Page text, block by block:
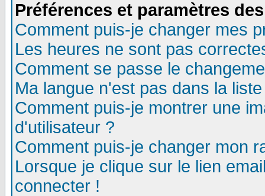
Préférences et paramètres
Comment puis-je changer mes
Les heures ne sont pas
Comment se passe le
Ma langue n'est pas dans la
Comment puis-je montrer une
d'utilisateur ?
Comment puis-je changer mon
Lorsque je clique sur le lien
connecter !